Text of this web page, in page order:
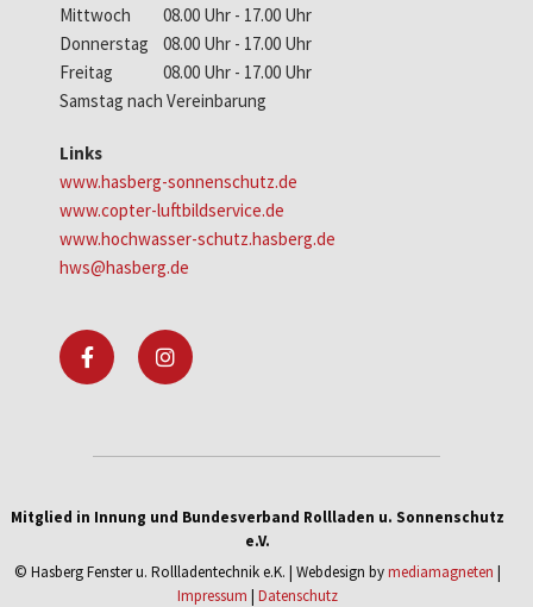
Mittwoch 08.00 Uhr - 17.00 Uhr
Donnerstag 08.00 Uhr - 17.00 Uhr
Freitag 08.00 Uhr - 17.00 Uhr
Samstag nach Vereinbarung
Links
www.hasberg-sonnenschutz.de
www.copter-luftbildservice.de
www.hochwasser-schutz.hasberg.de
hws@hasberg.de
Mitglied in Innung und Bundesverband Rollladen u. Sonnenschutz
e.V.
© Hasberg Fenster u. Rollladentechnik e.K. | Webdesign bymediamagneten |
Impressum | Datenschutz